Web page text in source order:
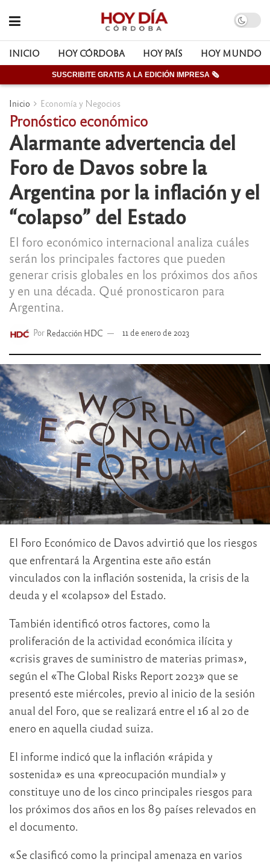
INICIO HOY CÓRDOBA HOY PAÍS HOY MUNDO
SUSCRIBITE GRATIS A LA EDICIÓN IMPRESA 🗞
Inicio Economía y Negocios
Pronóstico económico
Alarmante advertencia del
Foro de Davos sobre la
Argentina por la inflación y el
“colapso” del Estado
El foro económico internacional analiza cuáles
serán los principales factores que pueden
generar crisis globales en los próximos dos años
y en una década. Qué pronosticaron para
Argentina.
Por Redacción HDC 11 de enero de 2023
El Foro Económico de Davos advirtió que los riesgos
que enfrentará la Argentina este año están
vinculados con la inflación sostenida, la crisis de la
deuda y el «colapso» del Estado.
También identificó otros factores, como la
proliferación de la actividad económica ilícita y
«crisis graves de suministro de materias primas»,
según el «The Global Risks Report 2023» que se
presentó este miércoles, previo al inicio de la sesión
anual del Foro, que se realizará entre el 16 al 20 de
enero en aquella ciudad suiza.
El informe indicó que la inflación «rápida y
sostenida» es una «preocupación mundial» y
constituye uno de los cinco principales riesgos para
los próximos dos años en los 89 países relevados en
el documento.
«Se clasificó como la principal amenaza en varios